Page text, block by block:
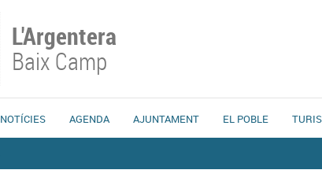
L'Argentera
Baix Camp
NOTÍCIES AGENDA AJUNTAMENT EL POBLE